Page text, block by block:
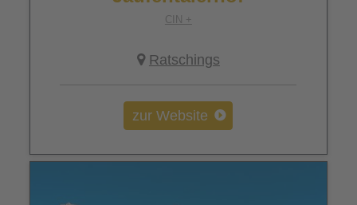
CIN +
Ratschings
zur Website